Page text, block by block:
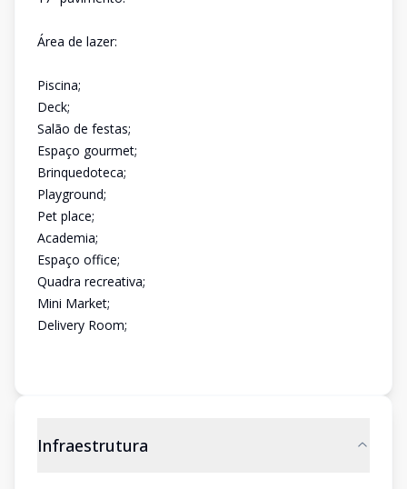
Área de lazer:
Piscina;
Deck;
Salão de festas;
Espaço gourmet;
Brinquedoteca;
Playground;
Pet place;
Academia;
Espaço office;
Quadra recreativa;
Mini Market;
Delivery Room;
Infraestrutura